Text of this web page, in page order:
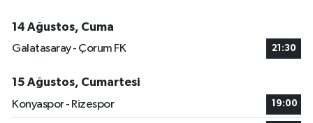
14 Ağustos, Cuma
Galatasaray - Çorum FK
21:30
15 Ağustos, Cumartesi
Konyaspor - Rizespor
19:00